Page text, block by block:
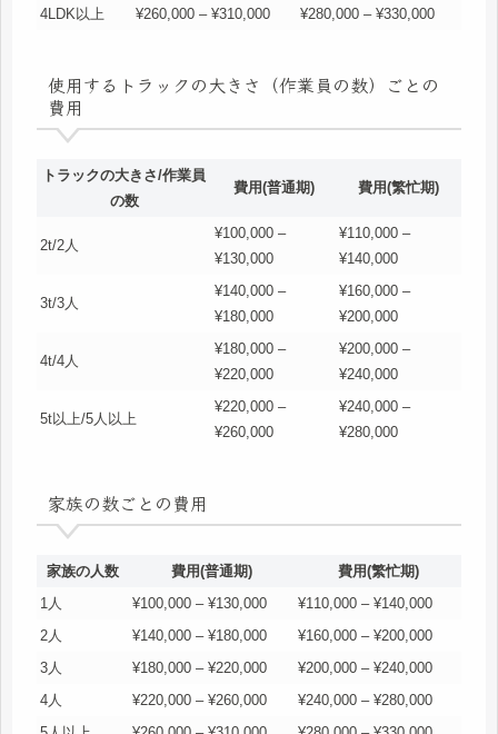
4LDK以上
¥260,000 – ¥310,000 ¥280,000 – ¥330,000
使用するトラックの大きさ（作業員の数）ごとの
費用
トラックの大きさ/作業員
の数
費用(普通期) 費用(繁忙期)
2t/2人
¥100,000 –
¥130,000
¥110,000 –
¥140,000
3t/3人
¥140,000 –
¥180,000
¥160,000 –
¥200,000
4t/4人
¥180,000 –
¥220,000
¥200,000 –
¥240,000
5t以上/5人以上
¥220,000 –
¥260,000
¥240,000 –
¥280,000
家族の数ごとの費用
家族の人数 費用(普通期)
費用(繁忙期)
1人
¥100,000 – ¥130,000
¥110,000 – ¥140,000
2人
¥140,000 – ¥180,000
¥160,000 – ¥200,000
3人
¥180,000 – ¥220,000
¥200,000 – ¥240,000
4人
¥220,000 – ¥260,000
¥240,000 – ¥280,000